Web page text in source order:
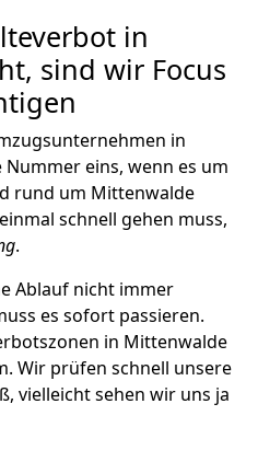
in
sind wir Focus
in
eins, wenn es um
rund um Mittenwalde
schnell gehen muss,
.
Ablauf nicht immer
es sofort passieren.
in Mittenwalde
Wir prüfen schnell unsere
vielleicht sehen wir uns ja